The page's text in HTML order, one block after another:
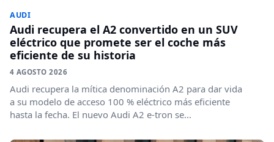
AUDI
Audi recupera el A2 convertido en un SUV
eléctrico que promete ser el coche más
eficiente de su historia
4 AGOSTO 2026
Audi recupera la mítica denominación A2 para dar vida
a su modelo de acceso 100 % eléctrico más eficiente
hasta la fecha. El nuevo Audi A2 e-tron se...